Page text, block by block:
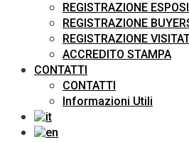
REGISTRAZIONE
REGISTRAZIONE
REGISTRAZIONE
ACCREDITO STAMPA
CONTATTI
CONTATTI
Informazioni Utili